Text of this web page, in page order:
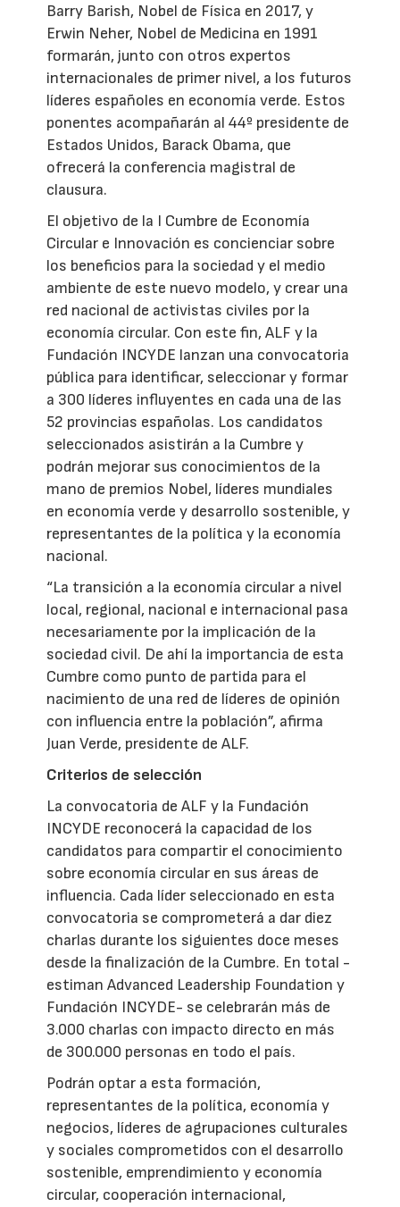
Barry Barish, Nobel de Física en 2017, y
Erwin Neher, Nobel de Medicina en 1991
formarán, junto con otros expertos
internacionales de primer nivel, a los futuros
líderes españoles en economía verde. Estos
ponentes acompañarán al 44º presidente de
Estados Unidos, Barack Obama, que
ofrecerá la conferencia magistral de
clausura.
El objetivo de la I Cumbre de Economía
Circular e Innovación es concienciar sobre
los beneficios para la sociedad y el medio
ambiente de este nuevo modelo, y crear una
red nacional de activistas civiles por la
economía circular. Con este fin, ALF y la
Fundación INCYDE lanzan una convocatoria
pública para identificar, seleccionar y formar
a 300 líderes influyentes en cada una de las
52 provincias españolas. Los candidatos
seleccionados asistirán a la Cumbre y
podrán mejorar sus conocimientos de la
mano de premios Nobel, líderes mundiales
en economía verde y desarrollo sostenible, y
representantes de la política y la economía
nacional.
“La transición a la economía circular a nivel
local, regional, nacional e internacional pasa
necesariamente por la implicación de la
sociedad civil. De ahí la importancia de esta
Cumbre como punto de partida para el
nacimiento de una red de líderes de opinión
con influencia entre la población”, afirma
Juan Verde, presidente de ALF.
Criterios de selección
La convocatoria de ALF y la Fundación
INCYDE reconocerá la capacidad de los
candidatos para compartir el conocimiento
sobre economía circular en sus áreas de
influencia. Cada líder seleccionado en esta
convocatoria se comprometerá a dar diez
charlas durante los siguientes doce meses
desde la finalización de la Cumbre. En total -
estiman Advanced Leadership Foundation y
Fundación INCYDE- se celebrarán más de
3.000 charlas con impacto directo en más
de 300.000 personas en todo el país.
Podrán optar a esta formación,
representantes de la política, economía y
negocios, líderes de agrupaciones culturales
y sociales comprometidos con el desarrollo
sostenible, emprendimiento y economía
circular, cooperación internacional,